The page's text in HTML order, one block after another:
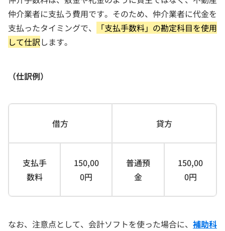
仲介業者に支払う費用です。そのため、仲介業者に代金を
支払ったタイミングで、
「支払手数料」の勘定科目を使用
して仕訳します。
（仕訳例）
借方 貸方
支払手
数料
150,00
0円
普通預
金
150,00
0円
なお、注意点として、会計ソフトを使った場合に、 補助科